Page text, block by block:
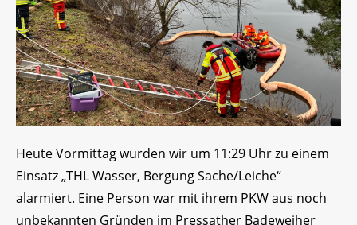
Heute Vormittag wurden wir um 11:29 Uhr zu einem
Einsatz „THL Wasser, Bergung Sache/Leiche“
alarmiert. Eine Person war mit ihrem PKW aus noch
unbekannten Gründen im Pressather Badeweiher